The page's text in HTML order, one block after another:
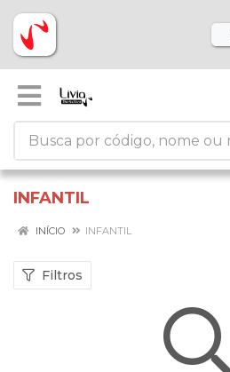
INFANTIL
INÍCIO INFANTIL
Filtros